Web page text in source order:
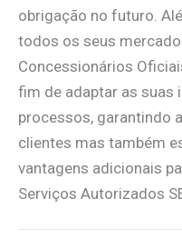
obrigação no futuro.
todos os seus
Concessionários
fim de adaptar as suas
processos, garantindo
clientes mas também
vantagens adicionais
Serviços Autorizados